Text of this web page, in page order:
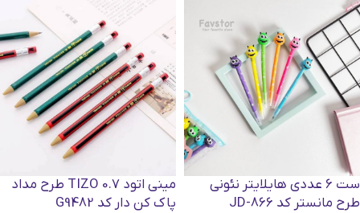
ست 6 عددی هایلایتر نئونی
طرح مانستر کد JD-866
مینی اتود 0.7 TIZO طرح مداد
پاک کن دار کد G9482